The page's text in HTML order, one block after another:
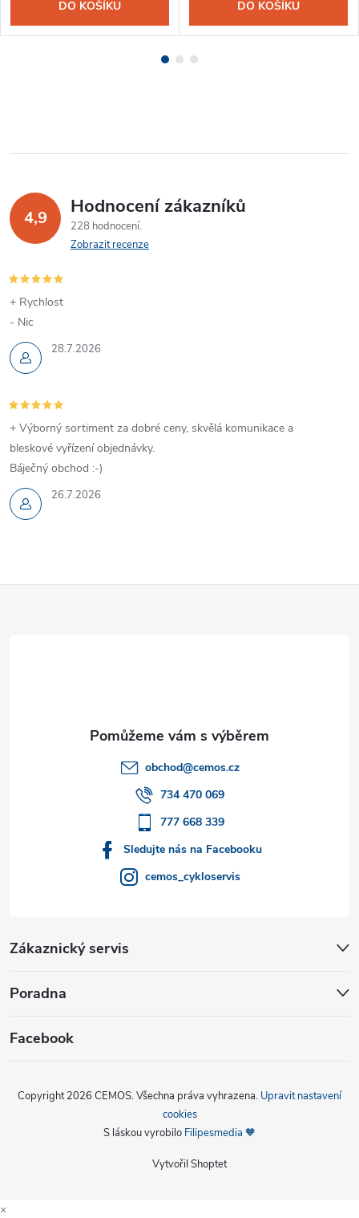
DO KOŠÍKU DO KOŠÍKU
4,9 Hodnocení zákazníků
228 hodnocení
Zobrazit recenze
28.7.2026
+ Rychlost
- Nic
26.7.2026
+ Výborný sortiment za dobré ceny, skvělá komunikace a
bleskové vyřízení objednávky.
Báječný obchod :-)
obchod@cemos.cz
734 470 069
777 668 339
Sledujte nás na Facebooku
cemos_cykloservis
Zákaznický servis
Poradna
Facebook
Vytvořil Shoptet
Copyright 2026 CEMOS. Všechna práva vyhrazena. Upravit nastavení
cookies
S láskou vyrobilo Filipesmedia 🧡
×